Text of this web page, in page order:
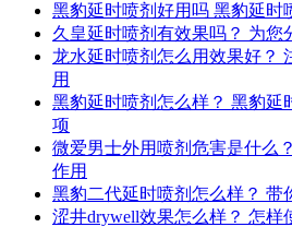
黑豹延时喷剂好用吗 黑豹延时
久皇延时喷剂有效果吗？ 为您
龙水延时喷剂怎么用效果好？
用
黑豹延时喷剂怎么样？ 黑豹延
项
微爱男士外用喷剂危害是什么
作用
黑豹二代延时喷剂怎么样？ 带
涩井drywell效果怎么样？ 怎样